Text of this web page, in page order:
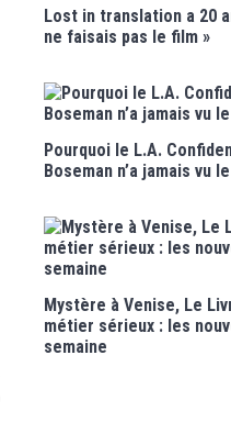
Lost in translation a 20
ne faisais pas le film »
Pourquoi le L.A.
Boseman n’a jamais vu
Mystère à Venise, Le
métier sérieux : les
semaine